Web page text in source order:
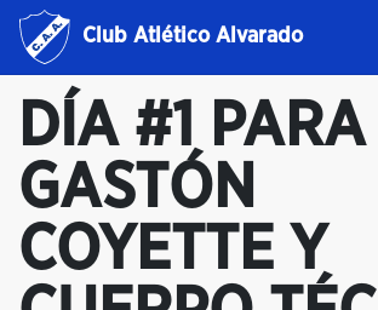
Club Atlético Alvarado
DÍA #1 PARA
GASTÓN
COYETTE Y